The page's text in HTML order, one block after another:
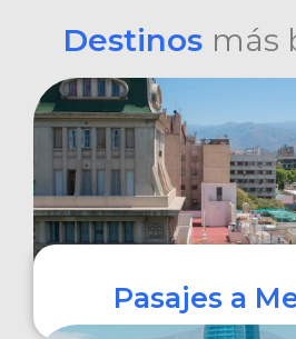
Destinos más
Pasajes a